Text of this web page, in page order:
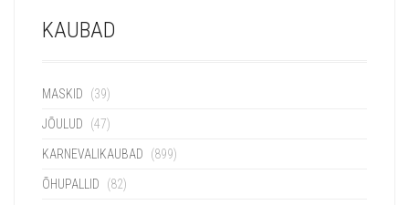
KAUBAD
MASKID (39)
JÕULUD (47)
KARNEVALIKAUBAD (899)
ÕHUPALLID (82)